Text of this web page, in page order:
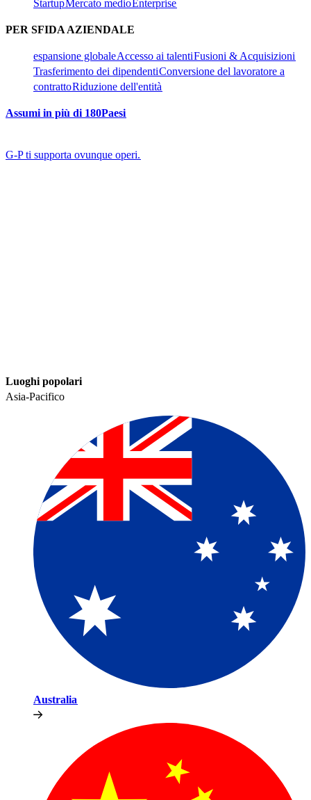
Startup​​Mercato medio​​ Enterprise​​
PER SFIDA AZIENDALE​​
espansione globale​​Accesso ai talenti​​Fusioni & Acquisizioni​​
Trasferimento dei dipendenti​​Conversione del lavoratore a
contratto​​Riduzione dell'entità​​
Assumi in più di 180Paesi​​
G-P ti supporta ovunque operi.​​
Luoghi popolari​​
Asia-Pacifico​​
Australia​​